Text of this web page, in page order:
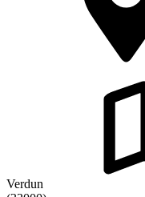
Verdun